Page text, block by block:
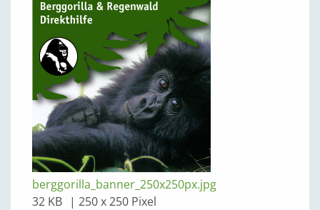
berggorilla_banner_250x250px.jpg
32 KB
250 x 250 Pixel